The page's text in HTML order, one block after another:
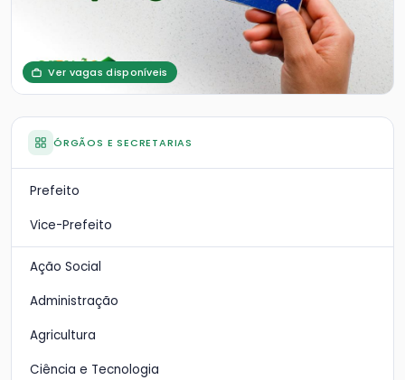
Ver vagas disponíveis
ÓRGÃOS E SECRETARIAS
Prefeito
Vice-Prefeito
Ação Social
Administração
Agricultura
Ciência e Tecnologia